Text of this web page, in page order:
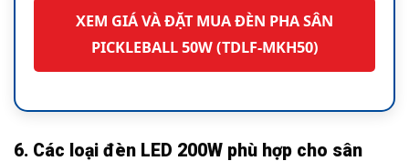
XEM GIÁ VÀ ĐẶT MUA ĐÈN PHA SÂN
PICKLEBALL 50W (TDLF-MKH50)
6. Các loại đèn LED 200W phù hợp cho sân